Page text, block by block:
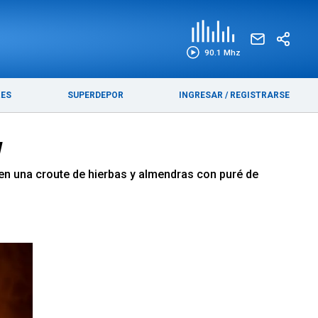
90.1 Mhz
SUPERDEPOR INGRESAR / REGISTRARSE
una croute de hierbas y almendras con puré de